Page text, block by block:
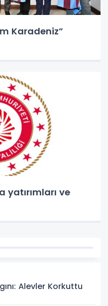
Karadeniz”
yatırımları ve
Alevler Korkuttu